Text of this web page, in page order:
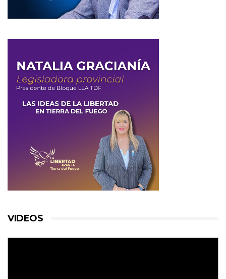
VIDEOS